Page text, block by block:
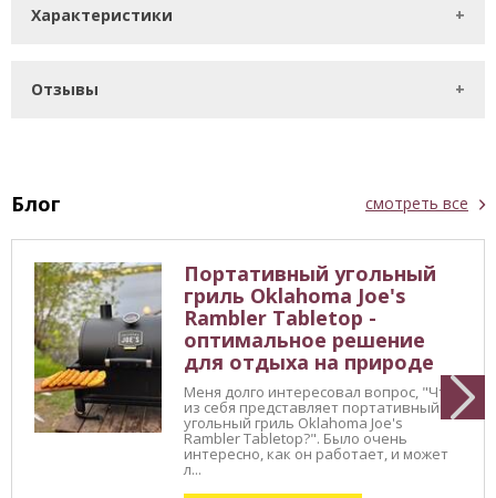
Характеристики
Отзывы
Блог смотреть все
Портативный угольный
гриль Oklahoma Joe's
Rambler Tabletop -
оптимальное решение
для отдыха на природе
Меня долго интересовал вопрос, "Что
из себя представляет портативный
угольный гриль Oklahoma Joe's
Rambler Tabletop?". Было очень
интересно, как он работает, и может
л...